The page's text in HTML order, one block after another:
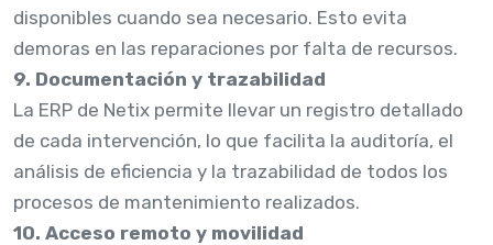
disponibles cuando sea necesario. Esto evita
demoras en las reparaciones por falta de recursos.
9. Documentación y trazabilidad
La ERP de Netix permite llevar un registro detallado
de cada intervención, lo que facilita la auditoría, el
análisis de eficiencia y la trazabilidad de todos los
procesos de mantenimiento realizados.
10. Acceso remoto y movilidad